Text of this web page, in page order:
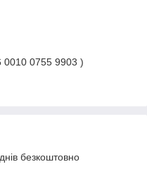
0010 0755 9903 )
безкоштовно